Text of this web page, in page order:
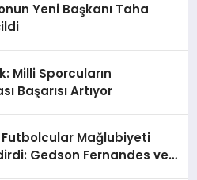
Yeni Başkanı Taha
Milli Sporcuların
Başarısı Artıyor
Futbolcular Mağlubiyeti
Gedson Fernandes ve